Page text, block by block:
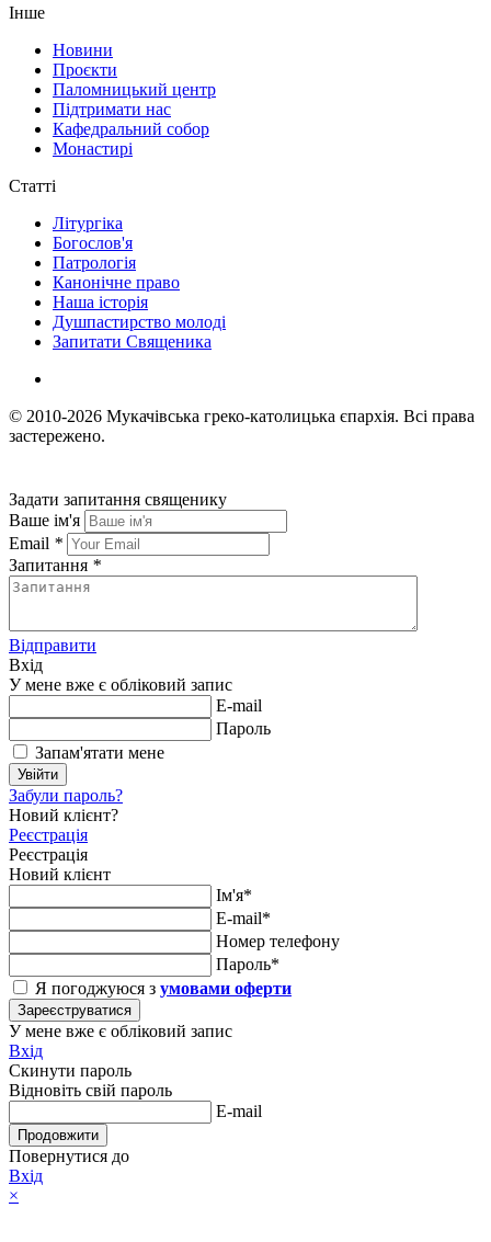
Інше
Новини
Проєкти
Паломницький центр
Підтримати нас
Кафедральний собор
Монастирі
Статті
Літургіка
Богослов'я
Патрологія
Канонічне право
Наша історія
Душпастирство молоді
Запитати Священика
© 2010-2026 Мукачівська греко-католицька єпархія. Всі права
застережено.
Задати запитання священику
Ваше ім'я
Email *
Запитання *
Відправити
Вхід
У мене вже є обліковий запис
E-mail
Пароль
Запам'ятати мене
Увійти
Забули пароль?
Новий клієнт?
Реєстрація
Реєстрація
Новий клієнт
Ім'я*
E-mail*
Номер телефону
Пароль*
Я погоджуюся з умовами оферти
Зареєструватися
У мене вже є обліковий запис
Вхід
Скинути пароль
Відновіть свій пароль
E-mail
Продовжити
Повернутися до
Вхід
×